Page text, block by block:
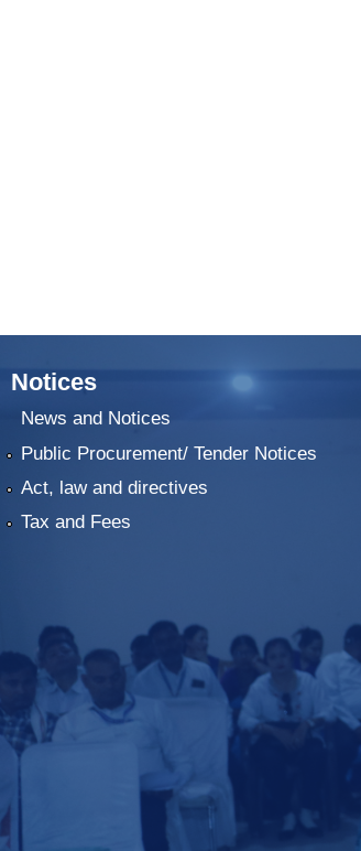
Notices
News and Notices
Public Procurement/ Tender Notices
Act, law and directives
Tax and Fees